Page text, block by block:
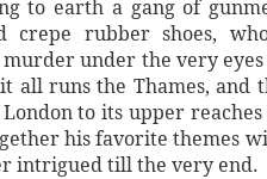
to earth a gang of
crepe rubber shoes,
under the very
all runs the Thames, and
to its upper
his favorite themes
intrigued till the very end.